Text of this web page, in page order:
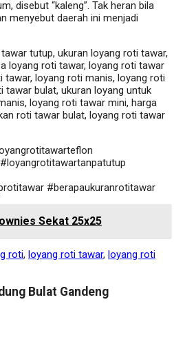
disebut “kaleng”. Tak heran bila
menyebut daerah ini menjadi
tutup, ukuran loyang roti tawar,
loyang roti tawar, loyang roti tawar
loyang roti manis, loyang roti
tawar bulat, ukuran loyang untuk
loyang roti tawar mini, harga
roti tawar bulat, loyang roti tawar
#berapaukuranrotitawar
Sekat 25x25
roti, loyang roti tawar, loyang roti
Bulat Gandeng